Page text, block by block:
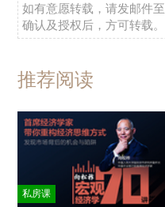
如有意愿转载，请发邮件至
确认及授权后，方可转载。
推荐阅读
私房课